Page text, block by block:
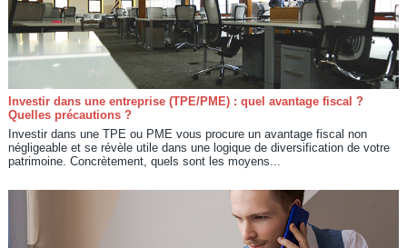
Investir dans une entreprise (TPE/PME) : quel avantage fiscal ?
Quelles précautions ?
Investir dans une TPE ou PME vous procure un avantage fiscal non
négligeable et se révèle utile dans une logique de diversification de votre
patrimoine. Concrètement, quels sont les moyens...